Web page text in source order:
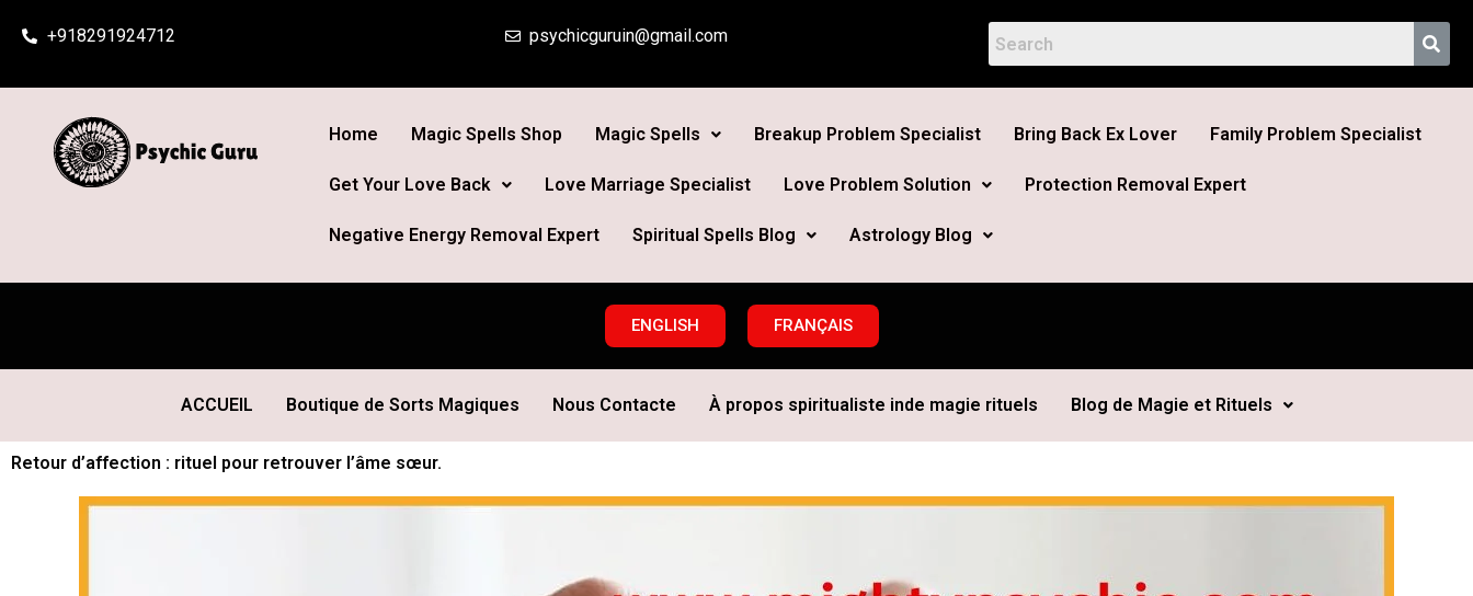
+918291924712 psychicguruin@gmail.com
Home Magic Spells Shop Magic Spells Breakup Problem Specialist Bring Back Ex Lover Family Problem Specialist
Get Your Love Back Love Marriage Specialist Love Problem Solution Protection Removal Expert
Negative Energy Removal Expert Spiritual Spells Blog Astrology Blog
ENGLISH FRANÇAIS
ACCUEIL Boutique de Sorts Magiques Nous Contacte À propos spiritualiste inde magie rituels Blog de Magie et Rituels
Retour d’affection : rituel pour retrouver l’âme sœur.